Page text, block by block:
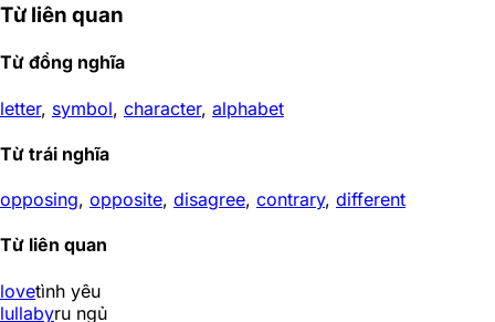
Từ liên quan
Từ đồng nghĩa
letter, symbol, character, alphabet
Từ trái nghĩa
opposing, opposite, disagree, contrary, different
Từ liên quan
lovetình yêu
lullabyru ngủ